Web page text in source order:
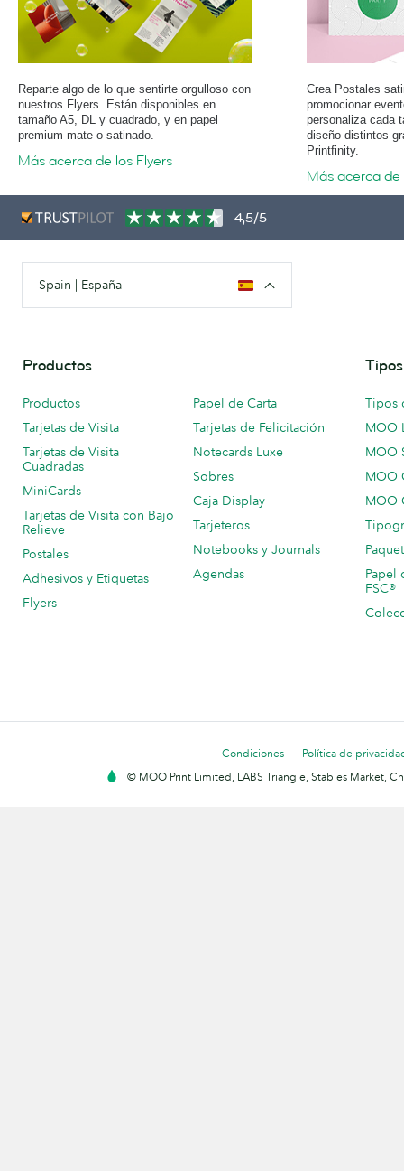
Reparte algo de lo que sentirte orgulloso con
nuestros Flyers. Están disponibles en
tamaño A5, DL y cuadrado, y en papel
premium mate o satinado.
Más acerca de los Flyers
Crea Postales
promocionar
personaliza cada
diseño distintos
Printfinity.
Más acerca de
4,5/5
Spain | España
Productos
Productos
Tarjetas de Visita
Tarjetas de Visita
Cuadradas
MiniCards
Tarjetas de Visita con Bajo
Relieve
Postales
Adhesivos y Etiquetas
Flyers
Papel de Carta
Tarjetas de Felicitación
Notecards Luxe
Sobres
Caja Display
Tarjeteros
Notebooks y Journals
Agendas
Tipos
MOO
MOO
MOO
MOO
Papel
FSC®
Condiciones
Política de
© MOO Print Limited, LABS Triangle, Stables Market,